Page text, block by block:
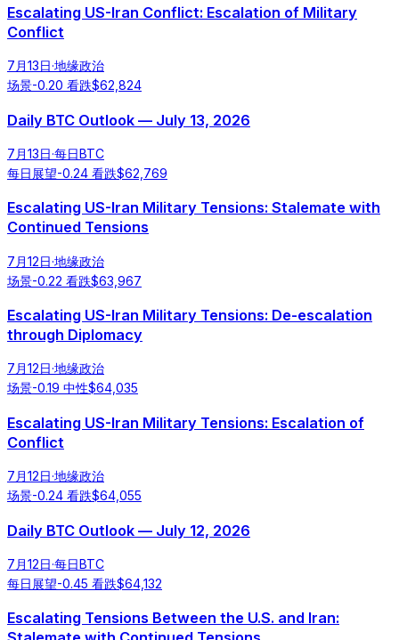
Escalating US-Iran Conflict: Escalation of Military
Conflict
7月13日·地缘政治
场景-0.20 看跌$62,824
Daily BTC Outlook — July 13, 2026
7月13日·每日BTC
每日展望-0.24 看跌$62,769
Escalating US-Iran Military Tensions: Stalemate with
Continued Tensions
7月12日·地缘政治
场景-0.22 看跌$63,967
Escalating US-Iran Military Tensions: De-escalation
through Diplomacy
7月12日·地缘政治
场景-0.19 中性$64,035
Escalating US-Iran Military Tensions: Escalation of
Conflict
7月12日·地缘政治
场景-0.24 看跌$64,055
Daily BTC Outlook — July 12, 2026
7月12日·每日BTC
每日展望-0.45 看跌$64,132
Escalating Tensions Between the U.S. and Iran: